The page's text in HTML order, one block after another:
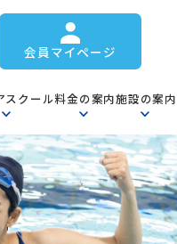
会員マイページ
スクール料金の案内施設の案内